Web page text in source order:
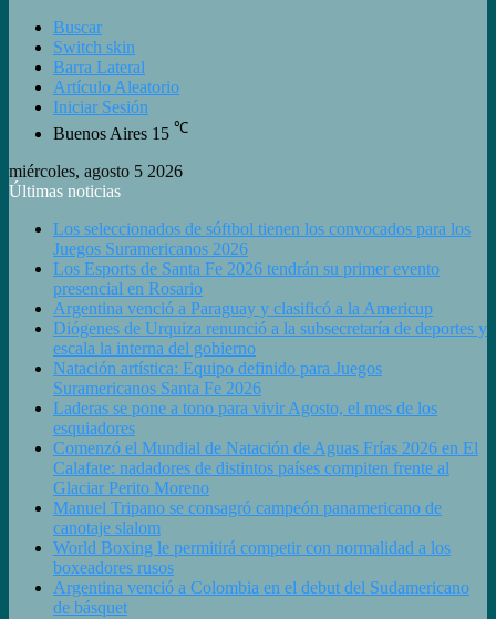
Buscar
Switch skin
Barra Lateral
Artículo Aleatorio
Iniciar Sesión
Buenos Aires 15 ℃
miércoles, agosto 5 2026
Últimas noticias
Los seleccionados de sóftbol tienen los convocados para los
Juegos Suramericanos 2026
Los Esports de Santa Fe 2026 tendrán su primer evento
presencial en Rosario
Argentina venció a Paraguay y clasificó a la Americup
Diógenes de Urquiza renunció a la subsecretaría de deportes y
escala la interna del gobierno
Natación artística: Equipo definido para Juegos
Suramericanos Santa Fe 2026
Laderas se pone a tono para vivir Agosto, el mes de los
esquiadores
Comenzó el Mundial de Natación de Aguas Frías 2026 en El
Calafate: nadadores de distintos países compiten frente al
Glaciar Perito Moreno
Manuel Tripano se consagró campeón panamericano de
canotaje slalom
World Boxing le permitirá competir con normalidad a los
boxeadores rusos
Argentina venció a Colombia en el debut del Sudamericano
de básquet